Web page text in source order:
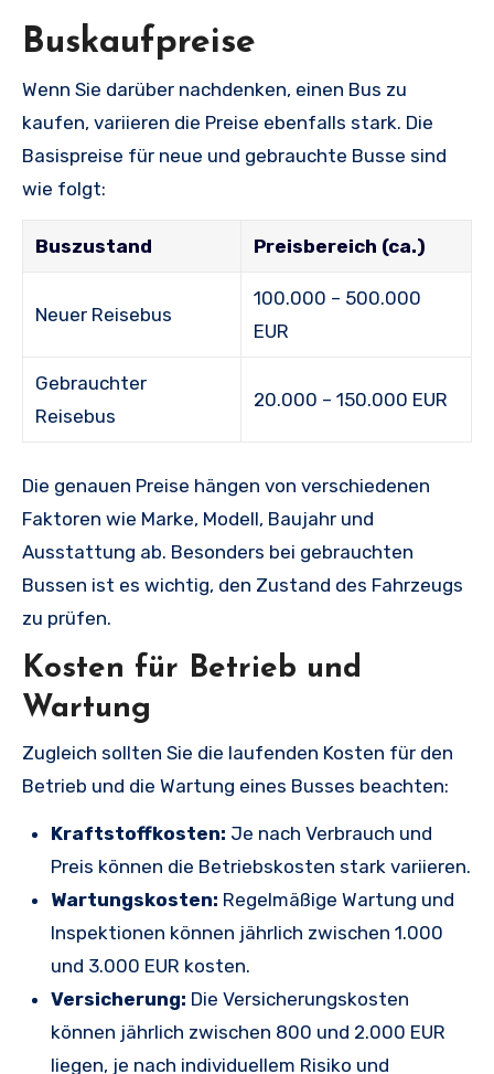
Buskaufpreise
Wenn Sie darüber nachdenken, einen Bus zu
kaufen, variieren die Preise ebenfalls stark. Die
Basispreise für neue und gebrauchte Busse sind
wie folgt:
Buszustand Preisbereich (ca.)
Neuer Reisebus
100.000 – 500.000
EUR
Gebrauchter
Reisebus
20.000 – 150.000 EUR
Die genauen Preise hängen von verschiedenen
Faktoren wie Marke, Modell, Baujahr und
Ausstattung ab. Besonders bei gebrauchten
Bussen ist es wichtig, den Zustand des Fahrzeugs
zu prüfen.
Kosten für Betrieb und
Wartung
Zugleich sollten Sie die laufenden Kosten für den
Betrieb und die Wartung eines Busses beachten:
Kraftstoffkosten: Je nach Verbrauch und
Preis können die Betriebskosten stark variieren.
Wartungskosten: Regelmäßige Wartung und
Inspektionen können jährlich zwischen 1.000
und 3.000 EUR kosten.
Versicherung: Die Versicherungskosten
können jährlich zwischen 800 und 2.000 EUR
liegen, je nach individuellem Risiko und